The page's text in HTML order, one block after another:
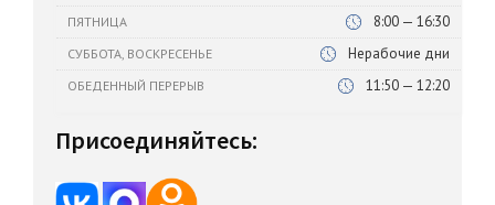
ПЯТНИЦА 8:00 — 16:30
СУББОТА, ВОСКРЕСЕНЬЕ Нерабочие дни
ОБЕДЕННЫЙ ПЕРЕРЫВ 11:50 — 12:20
Присоединяйтесь: